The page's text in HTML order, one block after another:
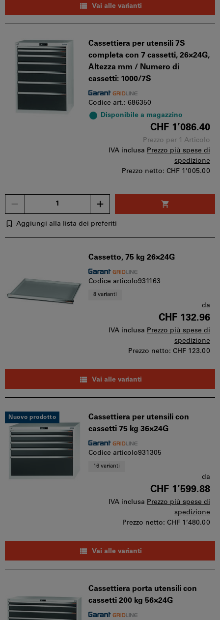
Vai alle varianti
Cassettiera per utensili 7S
completa con 7 cassetti, 26×24G,
Altezza mm / Numero di
cassetti: 1000/7S
Codice art.: 686350
Disponibile a magazzino
CHF 1’086.40
Prezzo per 1 Articolo
IVA inclusa Prezzo più spese di
spedizione
Prezzo netto: CHF 1’005.00
Aggiungi alla lista dei preferiti
Cassetto, 75 kg 26×24G
Codice articolo931163
8 varianti
da
CHF 132.96
IVA inclusa Prezzo più spese di
spedizione
Prezzo netto: CHF 123.00
Vai alle varianti
Nuovo prodotto
Cassettiera per utensili con
cassetti 75 kg 36×24G
Codice articolo931305
16 varianti
da
CHF 1’599.88
IVA inclusa Prezzo più spese di
spedizione
Prezzo netto: CHF 1’480.00
Vai alle varianti
Cassettiera porta utensili con
cassetti 200 kg 56×24G